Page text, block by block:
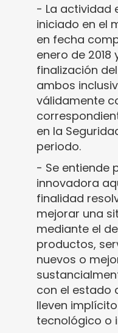
- La actividad
iniciado en el
en fecha
enero de
finalización
ambos
válidamente
en la
periodo.
- Se entiende
innovadora
finalidad
mejorar una
mediante el
productos,
nuevos o
con el estado
lleven
tecnológico o